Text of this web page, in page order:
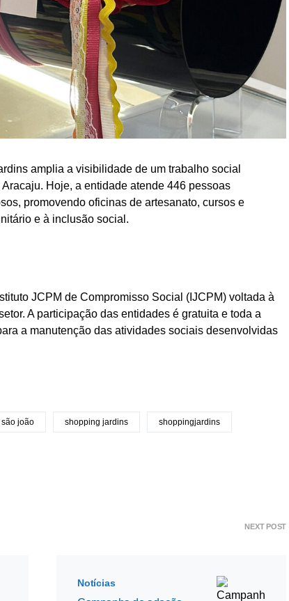
amplia a visibilidade de um trabalho social
Hoje, a entidade atende 446 pessoas
promovendo oficinas de artesanato, cursos e
e à inclusão social.
JCPM de Compromisso Social (IJCPM) voltada à
A participação das entidades é gratuita e toda a
a manutenção das atividades sociais desenvolvidas
são joão shopping jardins shoppingjardins
NEXT POST
Notícias